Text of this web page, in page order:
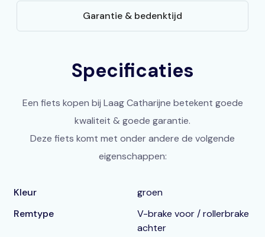
Garantie & bedenktijd
Specificaties
Een fiets kopen bij Laag Catharijne betekent goede
kwaliteit & goede garantie.
Deze fiets komt met onder andere de volgende
eigenschappen:
Kleur
groen
Remtype
V-brake voor / rollerbrake
achter